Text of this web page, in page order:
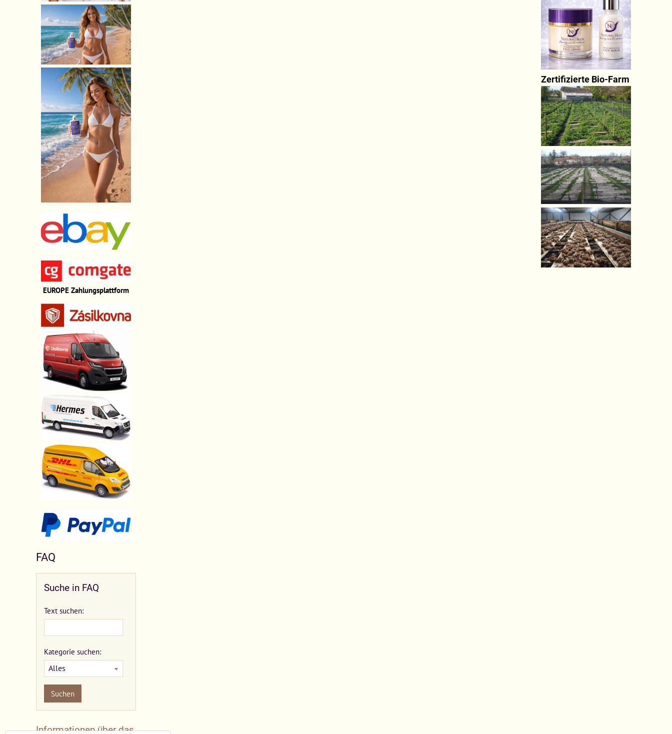
EUROPE Zahlungsplattform
FAQ
Suche in FAQ
Text suchen:
Kategorie suchen:
Alles
Suchen
Informationen über das
Zertifizierte Bio-Farm